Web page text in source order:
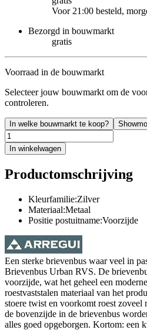
Voor 21:00 besteld,
Bezorgd in bouwmarkt
gratis
Voorraad in de bouwmarkt
Selecteer jouw bouwmarkt om de
controleren.
In welke bouwmarkt te koop?
In winkelwagen
Productomschrijving
Kleurfamilie:Zilver
Materiaal:Metaal
Positie postuitname:Voorzijde
Een sterke brievenbus waar veel in
Brievenbus Urban RVS. De
voorzijde, wat het geheel een
roestvaststalen materiaal van het
stoere twist en voorkomt roest
de bovenzijde in de brievenbus
alles goed opgeborgen. Kortom: een